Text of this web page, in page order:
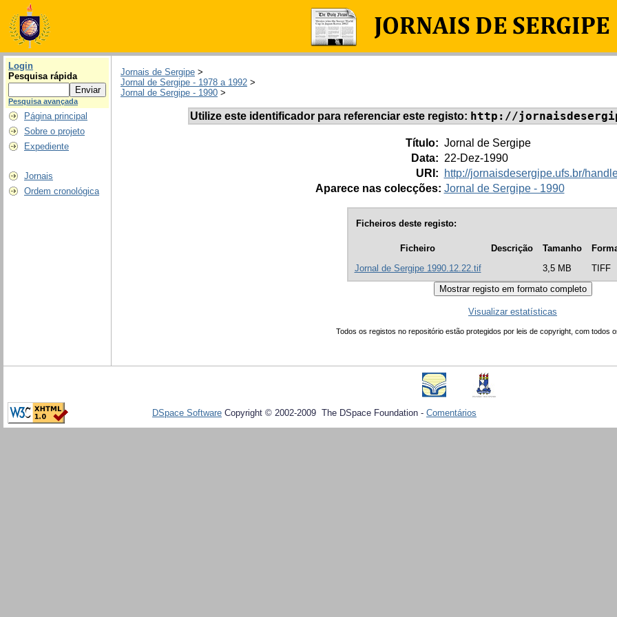
Login
Pesquisa rápida
Pesquisa avançada
Página principal
Sobre o projeto
Expediente
Jornais
Ordem cronológica
Jornais de Sergipe >
Jornal de Sergipe - 1978 a 1992 >
Jornal de Sergipe - 1990 >
Utilize este identificador para referenciar este registo: http://
Título: Jornal de Sergipe
Data: 22-Dez-1990
URI:
http://jornaisdesergipe.ufs.br/
Aparece nas colecções: Jornal de Sergipe - 1990
Ficheiros deste registo:
Ficheiro Descrição Tamanho
Jornal de Sergipe 1990.12.22.tif
3,5 MB TIFF
Visualizar estatísticas
Todos os registos no repositório estão protegidos por leis de copyright, com todos
DSpace Software Copyright © 2002-2009 The DSpace Foundation - Comentários